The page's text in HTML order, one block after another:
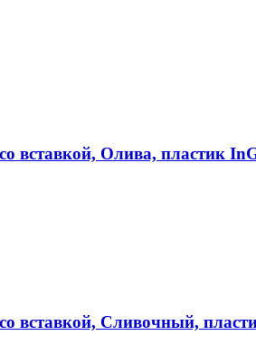
вставкой, Олива, пластик
вставкой, Сливочный,